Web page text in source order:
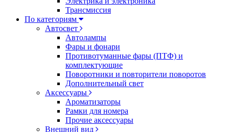
Трансмиссия
По категориям
Автосвет
Автолампы
Фары и фонари
Противотуманные фары (ПТФ) и
комплектующие
Поворотники и повторители поворотов
Дополнительный свет
Аксессуары
Ароматизаторы
Рамки для номера
Прочие аксессуары
Внешний вид